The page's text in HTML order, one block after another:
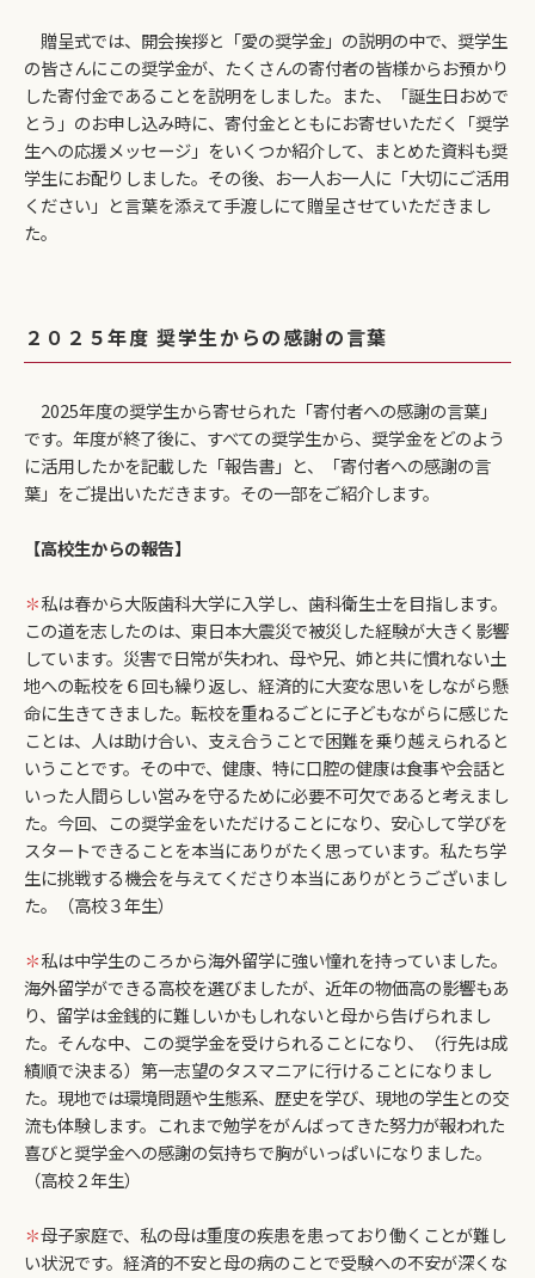
贈呈式では、開会挨拶と「愛の奨学金」の説明の中で、奨学生
の皆さんにこの奨学金が、たくさんの寄付者の皆様からお預かり
した寄付金であることを説明をしました。また、「誕生日おめで
とう」のお申し込み時に、寄付金とともにお寄せいただく「奨学
生への応援メッセージ」をいくつか紹介して、まとめた資料も奨
学生にお配りしました。その後、お一人お一人に「大切にご活用
ください」と言葉を添えて手渡しにて贈呈させていただきまし
た。
２０２５年度 奨学生からの感謝の言葉
2025年度の奨学生から寄せられた「寄付者への感謝の言葉」
です。年度が終了後に、すべての奨学生から、奨学金をどのよう
に活用したかを記載した「報告書」と、「寄付者への感謝の言
葉」をご提出いただきます。その一部をご紹介します。
【高校生からの報告】
✽私は春から大阪歯科大学に入学し、歯科衛生士を目指します。
この道を志したのは、東日本大震災で被災した経験が大きく影響
しています。災害で日常が失われ、母や兄、姉と共に慣れない土
地への転校を６回も繰り返し、経済的に大変な思いをしながら懸
命に生きてきました。転校を重ねるごとに子どもながらに感じた
ことは、人は助け合い、支え合うことで困難を乗り越えられると
いうことです。その中で、健康、特に口腔の健康は食事や会話と
いった人間らしい営みを守るために必要不可欠であると考えまし
た。今回、この奨学金をいただけることになり、安心して学びを
スタートできることを本当にありがたく思っています。私たち学
生に挑戦する機会を与えてくださり本当にありがとうございまし
た。（高校３年生）
✽私は中学生のころから海外留学に強い憧れを持っていました。
海外留学ができる高校を選びましたが、近年の物価高の影響もあ
り、留学は金銭的に難しいかもしれないと母から告げられまし
た。そんな中、この奨学金を受けられることになり、（行先は成
績順で決まる）第一志望のタスマニアに行けることになりまし
た。現地では環境問題や生態系、歴史を学び、現地の学生との交
流も体験します。これまで勉学をがんばってきた努力が報われた
喜びと奨学金への感謝の気持ちで胸がいっぱいになりました。
（高校２年生）
✽母子家庭で、私の母は重度の疾患を患っており働くことが難し
い状況です。経済的不安と母の病のことで受験への不安が深くな